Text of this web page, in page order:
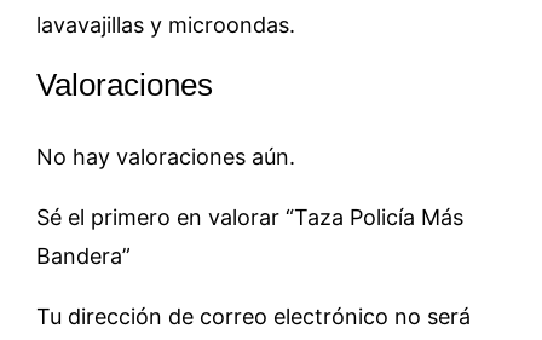
lavavajillas y microondas.
Valoraciones
No hay valoraciones aún.
Sé el primero en valorar “Taza Policía Más
Bandera”
Tu dirección de correo electrónico no será